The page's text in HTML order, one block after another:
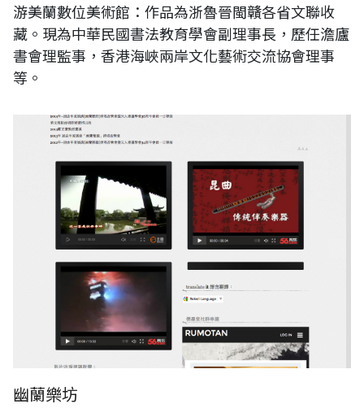
游美蘭數位美術館：作品為浙魯晉閩贛各省文聯收
藏。現為中華民國書法教育學會副理事長，歷任澹廬
書會理監事，香港海峽兩岸文化藝術交流協會理事
等。
幽蘭樂坊